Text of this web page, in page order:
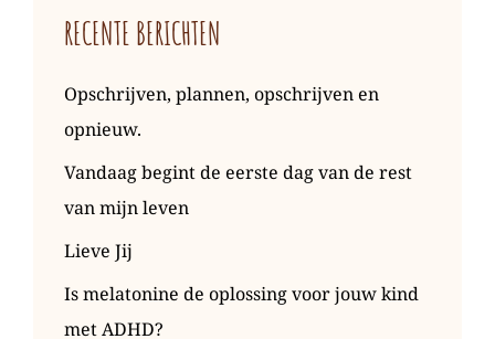
RECENTE BERICHTEN
Opschrijven, plannen, opschrijven en
opnieuw.
Vandaag begint de eerste dag van de rest
van mijn leven
Lieve Jij
Is melatonine de oplossing voor jouw kind
met ADHD?